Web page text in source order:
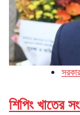
সরকার
শিপিং খাতের